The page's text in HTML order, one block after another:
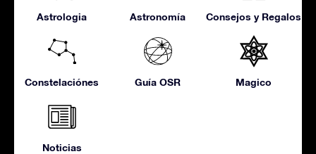
Astrologia Astronomía Consejos y Regalos
Constelaciónes Guía OSR Magico
Noticias